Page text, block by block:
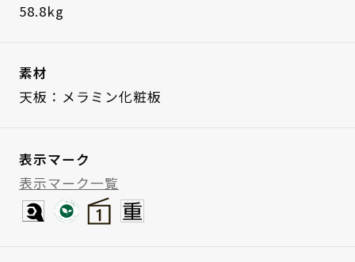
58.8kg
素材
天板：メラミン化粧板
表示マーク
表示マーク一覧